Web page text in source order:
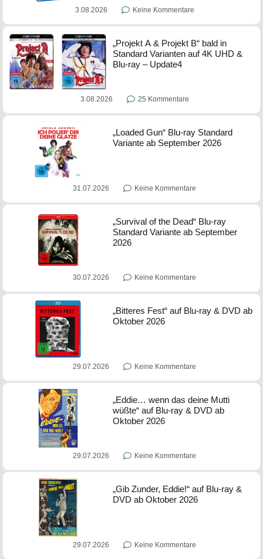
3.08.2026 Keine Kommentare
„Projekt A & Projekt B“ bald in
Standard Varianten auf 4K UHD &
Blu-ray – Update4
3.08.2026 25 Kommentare
„Loaded Gun“ Blu-ray Standard
Variante ab September 2026
31.07.2026 Keine Kommentare
„Survival of the Dead“ Blu-ray
Standard Variante ab September
2026
30.07.2026 Keine Kommentare
„Bitteres Fest“ auf Blu-ray & DVD ab
Oktober 2026
29.07.2026 Keine Kommentare
„Eddie… wenn das deine Mutti
wüßte“ auf Blu-ray & DVD ab
Oktober 2026
29.07.2026 Keine Kommentare
„Gib Zunder, Eddie!“ auf Blu-ray &
DVD ab Oktober 2026
29.07.2026 Keine Kommentare